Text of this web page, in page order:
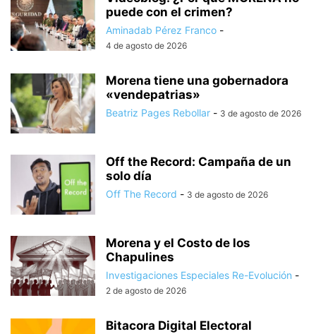
puede con el crimen?
Aminadab Pérez Franco -
4 de agosto de 2026
Morena tiene una gobernadora
«vendepatrias»
Beatriz Pages Rebollar - 3 de agosto de 2026
Off the Record: Campaña de un
solo día
Off The Record - 3 de agosto de 2026
Morena y el Costo de los
Chapulines
Investigaciones Especiales Re-Evolución -
2 de agosto de 2026
Bitacora Digital Electoral